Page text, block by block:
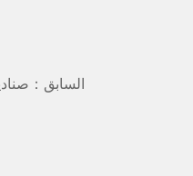
السابق：